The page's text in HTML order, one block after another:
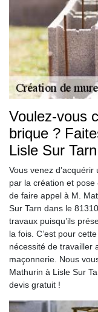
Voulez-vous
brique ?
Lisle Sur
Vous venez
par la création et
de faire appel à M.
Sur Tarn dans le
travaux puisqu’ils
la fois. C’est pour
nécessité de travailler
maçonnerie. Nous
Mathurin à Lisle Sur
devis gratuit !